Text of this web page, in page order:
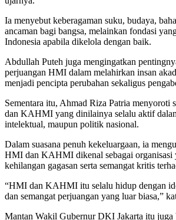
Ia menyebut keberagaman suku, budaya,
ancaman bagi bangsa, melainkan fondasi
Indonesia apabila dikelola dengan baik.
Abdullah Puteh juga mengingatkan
perjuangan HMI dalam melahirkan insan
menjadi pencipta perubahan sekaligus
Sementara itu, Ahmad Riza Patria menyoroti
dan KAHMI yang dinilainya selalu aktif
intelektual, maupun politik nasional.
Dalam suasana penuh kekeluargaan, ia
HMI dan KAHMI dikenal sebagai organisasi
kehilangan gagasan serta semangat kritis
“HMI dan KAHMI itu selalu hidup dengan
dan semangat perjuangan yang luar biasa,”
Mantan Wakil Gubernur DKI Jakarta itu juga